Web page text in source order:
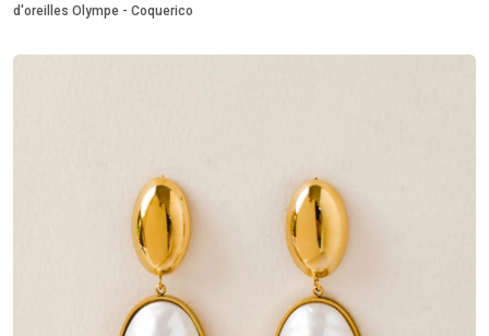
d'oreilles Olympe - Coquerico